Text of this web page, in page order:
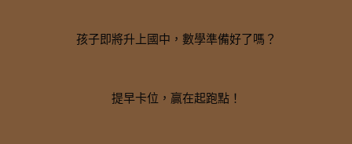
孩子即將升上國中，數學準備好了嗎？
提早卡位，贏在起跑點！